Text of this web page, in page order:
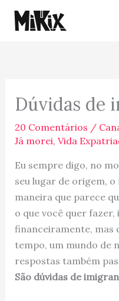
para
Dúvidas de
20 Comentários /
Já morei, Vida
Eu sempre digo, no
seu lugar de origem, o
maneira que parece
o que você quer
financeiramente, mas
tempo, um mundo de
respostas também
São dúvidas de